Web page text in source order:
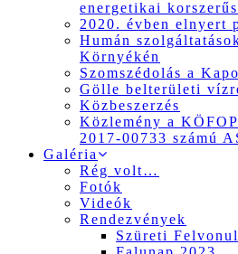
energetikai
2020. évben elnyert
Humán
Környékén
Szomszédolás a
Gölle belterületi
Közbeszerzés
Közlemény a
2017-00733 számú
Galéria
Rég volt…
Fotók
Videók
Rendezvények
Szüreti